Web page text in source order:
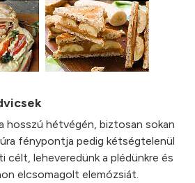
hosszú hétvégén, biztosan sokan
fénypontja pedig kétségtelenül
célt, leheveredünk a plédünkre és
elcsomagolt elemózsiát.